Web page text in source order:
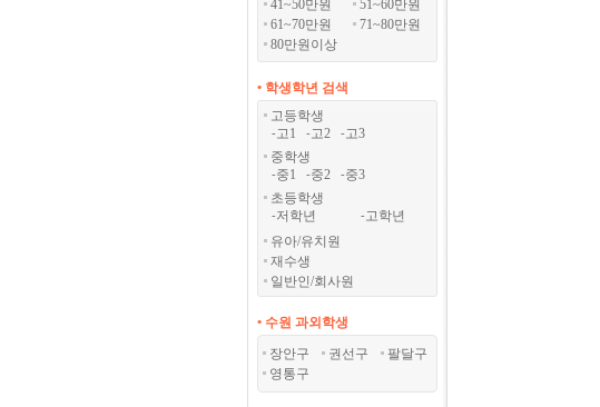
41~50만원
51~60만원
61~70만원
71~80만원
80만원이상
• 학생학년 검색
고등학생
-고1 -고2 -고3
중학생
-중1 -중2 -중3
초등학생
-저학년 -고학년
유아/유치원
재수생
일반인/회사원
• 수원 과외학생
장안구
권선구
팔달구
영통구